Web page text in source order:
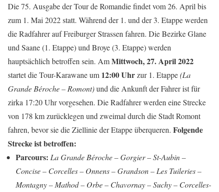
Die 75. Ausgabe der Tour de Romandie findet vom 26. April bis
zum 1. Mai 2022 statt. Während der 1. und der 3. Etappe werden
die Radfahrer auf Freiburger Strassen fahren. Die Bezirke Glane
und Saane (1. Etappe) und Broye (3. Etappe) werden
hauptsächlich betroffen sein. AmMittwoch, 27. April 2022
startet die Tour-Karawane um 12:00 Uhrzur 1. Etappe(La
Grande Béroche – Romont)und die Ankunft der Fahrer ist für
zirka 17:20 Uhr vorgesehen. Die Radfahrer werden eine Strecke
von 178 km zurücklegen und zweimal durch die Stadt Romont
fahren, bevor sie die Ziellinie der Etappe überqueren. Folgende
Strecke ist betroffen:
Parcours: La Grande Béroche – Gorgier – St-Aubin –
Concise – Corcelles – Onnens – Grandson – Les Tuileries –
Montagny – Mathod – Orbe – Chavornay – Suchy – Corcelles-